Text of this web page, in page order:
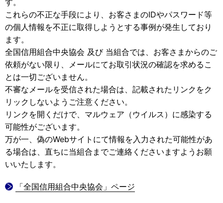
す。
これらの不正な手段により、お客さまのIDやパスワード等
の個人情報を不正に取得しようとする事例が発生しており
ます。
全国信用組合中央協会 及び 当組合では、お客さまからのご
依頼がない限り、メールにてお取引状況の確認を求めるこ
とは一切ございません。
不審なメールを受信された場合は、記載されたリンクをク
リックしないようご注意ください。
リンクを開くだけで、マルウェア（ウイルス）に感染する
可能性がございます。
万が一、偽のWebサイトにて情報を入力された可能性があ
る場合は、直ちに当組合までご連絡くださいますようお願
いいたします。
「全国信用組合中央協会」ページ